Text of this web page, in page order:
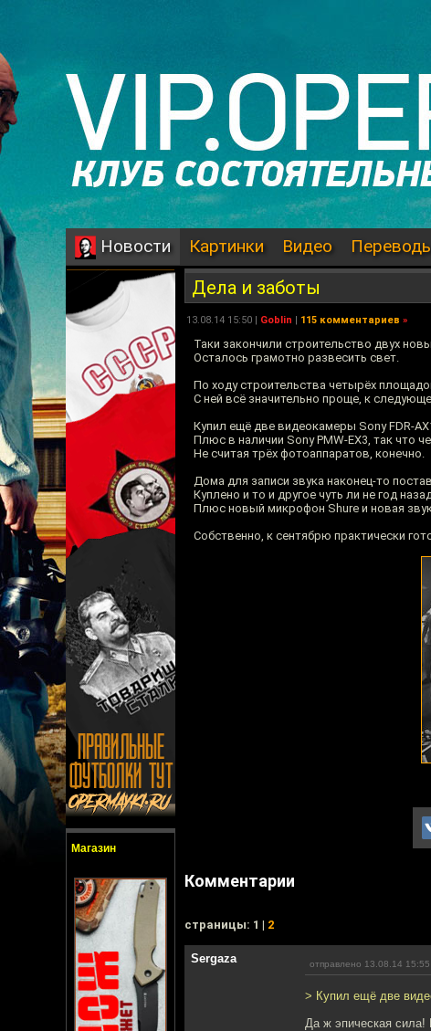
Новости Картинки Видео
Магазин
Дела и заботы
13.08.14 15:50 | Goblin | 115 комментариев »
Таки закончили строительство двух
Осталось грамотно развесить свет.
По ходу строительства четырёх
С ней всё значительно проще, к
Купил ещё две видеокамеры Sony FDR-
Плюс в наличии Sony PMW-EX3, так что
Не считая трёх фотоаппаратов, конечно.
Дома для записи звука наконец-то
Куплено и то и другое чуть ли не год
Плюс новый микрофон Shure и новая
Собственно, к сентябрю практически
Комментарии
cтраницы: 1 | 2
Sergaza отправлено 13.08.14 15:55
> Купил ещё две
Да ж эпическая сила!